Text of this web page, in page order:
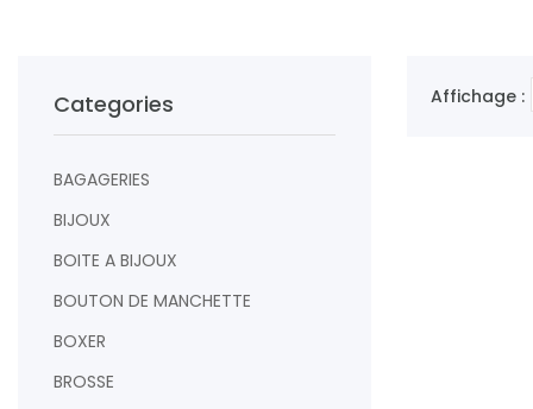
Categories
BAGAGERIES
BIJOUX
BOITE A BIJOUX
BOUTON DE MANCHETTE
BOXER
BROSSE
Affichage :